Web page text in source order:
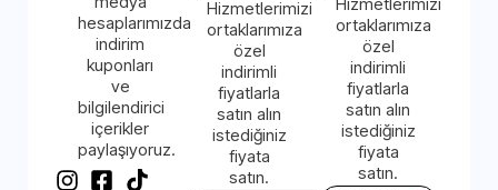
hesaplarımızda
indirim
kuponları
ve
bilgilendirici
içerikler
paylaşıyoruz.
Hizmetlerimizi
ortaklarımıza
özel
indirimli
fiyatlarla
satın alın
istediğiniz
fiyata
satın.
ortaklarımıza
özel
indirimli
fiyatlarla
satın alın
istediğiniz
fiyata
satın.